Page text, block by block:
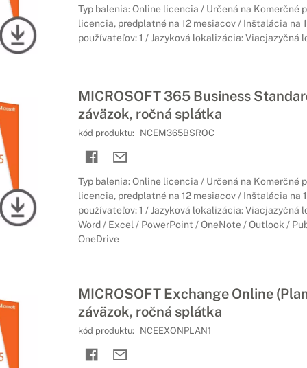
Typ balenia: Online licencia / Určená na Komerčné
licencia, predplatné na 12 mesiacov / Inštalácia na
používateľov: 1 / Jazyková lokalizácia: Viacjazyčná
MICROSOFT 365 Business
záväzok, ročná splátka
kód produktu: NCEM365BSROC
Typ balenia: Online licencia / Určená na Komerčné
licencia, predplatné na 12 mesiacov / Inštalácia na
používateľov: 1 / Jazyková lokalizácia: Viacjazyčná
Word / Excel / PowerPoint / OneNote / Outlook /
OneDrive
MICROSOFT Exchange Online
záväzok, ročná splátka
kód produktu: NCEEXONPLAN1